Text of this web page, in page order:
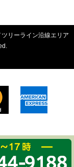
リーライン沿線エリア